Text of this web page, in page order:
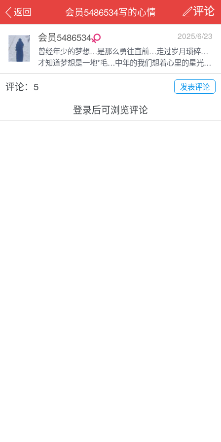
返回 评论
会员5486534写的心情
会员5486534
2025/6/23
曾经年少的梦想…是那么勇往直前…走过岁月琐碎…
才知道梦想是一地*毛…中年的我们想着心里的星光…
确负着上下的责任才知道生活铺垫着晦暗…不再有自
我…想去挥挥手…热而确没有告别的勇气…😂😂😂
发表评论
评论：5
登录后可浏览评论